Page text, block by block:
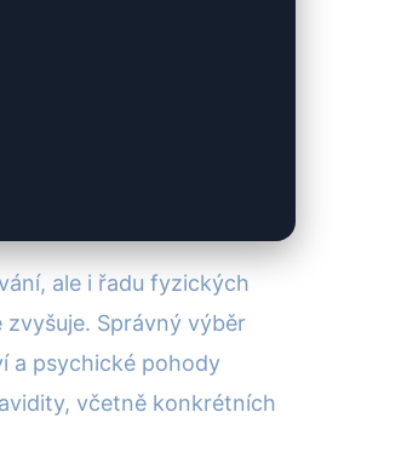
ale i řadu fyzických
Správný výběr
a psychické pohody
včetně konkrétních